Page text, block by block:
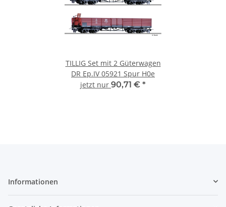
TILLIG Set mit 2 Güterwagen
DR Ep.IV 05921 Spur H0e
jetzt nur 90,71 € *
Informationen